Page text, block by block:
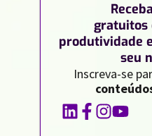
gratuitos
produtividade
seu
Inscreva-se